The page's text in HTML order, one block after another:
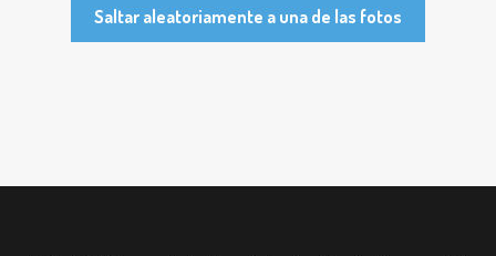
Saltar aleatoriamente a una de las fotos